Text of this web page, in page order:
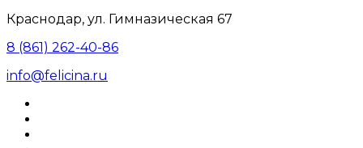
Краснодар, ул. Гимназическая 67
8 (861) 262-40-86
info@felicina.ru